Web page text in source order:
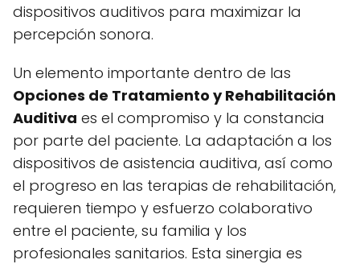
dispositivos auditivos para maximizar la
percepción sonora.
Un elemento importante dentro de las
Opciones de Tratamiento y Rehabilitación
Auditiva es el compromiso y la constancia
por parte del paciente. La adaptación a los
dispositivos de asistencia auditiva, así como
el progreso en las terapias de rehabilitación,
requieren tiempo y esfuerzo colaborativo
entre el paciente, su familia y los
profesionales sanitarios. Esta sinergia es